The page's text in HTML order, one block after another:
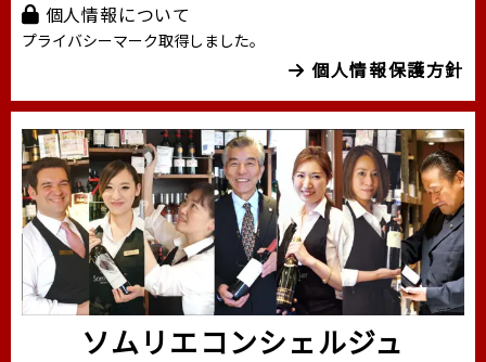
個人情報について
プライバシーマーク取得しました。
個人情報保護方針
ソムリエコンシェルジュ